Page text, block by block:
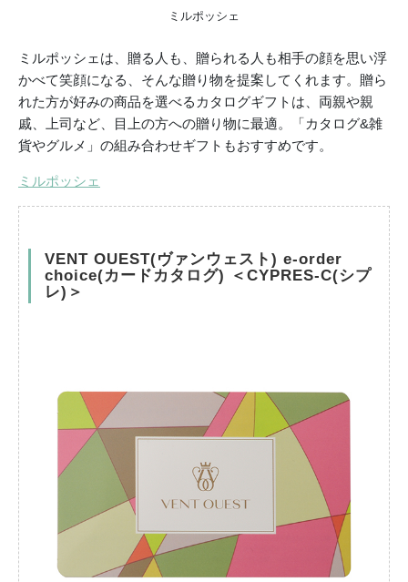
ミルポッシェ
ミルポッシェは、贈る人も、贈られる人も相手の顔を思い浮
かべて笑顔になる、そんな贈り物を提案してくれます。贈ら
れた方が好みの商品を選べるカタログギフトは、両親や親
戚、上司など、目上の方への贈り物に最適。「カタログ&雑
貨やグルメ」の組み合わせギフトもおすすめです。
ミルポッシェ
VENT OUEST(ヴァンウェスト) e-order
choice(カードカタログ) ＜CYPRES-C(シプ
レ)＞